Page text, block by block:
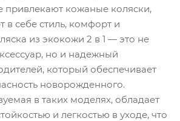
привлекают кожаные коляски,
в себе стиль, комфорт и
из экокожи 2 в 1 — это не
но и надежный
который обеспечивает
новорожденного.
в таких моделях, обладает
и легкостью в уходе, что